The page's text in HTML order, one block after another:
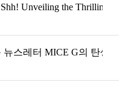
Unveiling the Thrilling
스레터 MICE G의 탄생!